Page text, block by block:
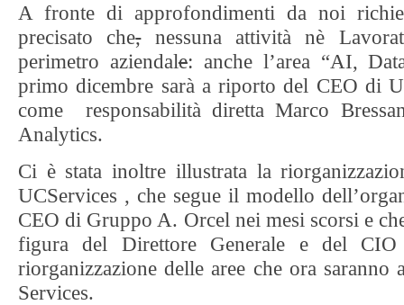
A fronte di approfondimenti da noi
precisato che,nessuna attività nè
perimetro aziendale: anche l’area “AI,
primo dicembre sarà a riporto del CEO di
come responsabilità diretta Marco
Analytics.
Ci è stata inoltre illustrata la
UCServices , che segue il modello
CEO di Gruppo A. Orcel nei mesi scorsi e
figura del Direttore Generale e del
riorganizzazione delle aree che ora
Services.